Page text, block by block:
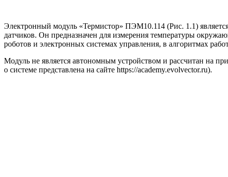
Электронный модуль «Термистор» ПЭМ10.114 (Рис. 1.1)
датчиков. Он предназначен для измерения температуры
роботов и электронных системах управления, в алгоритмах
Модуль не является автономным устройством и рассчитан на
о системе представлена на сайте https://academy.evolvector.ru).